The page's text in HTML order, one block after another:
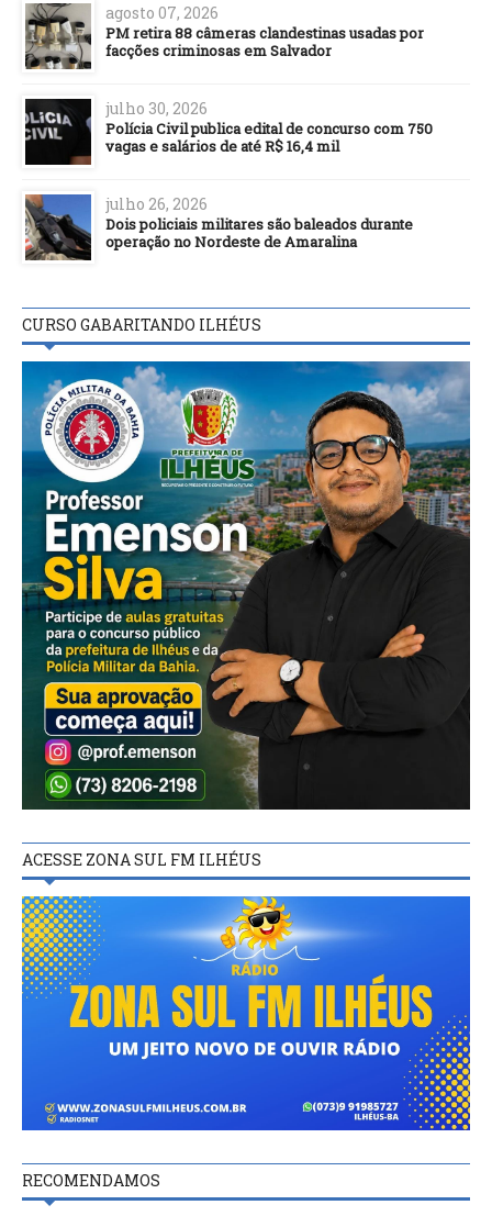
agosto 07, 2026
PM retira 88 câmeras clandestinas usadas por
facções criminosas em Salvador
julho 30, 2026
Polícia Civil publica edital de concurso com 750
vagas e salários de até R$ 16,4 mil
julho 26, 2026
Dois policiais militares são baleados durante
operação no Nordeste de Amaralina
CURSO GABARITANDO ILHÉUS
ACESSE ZONA SUL FM ILHÉUS
RECOMENDAMOS